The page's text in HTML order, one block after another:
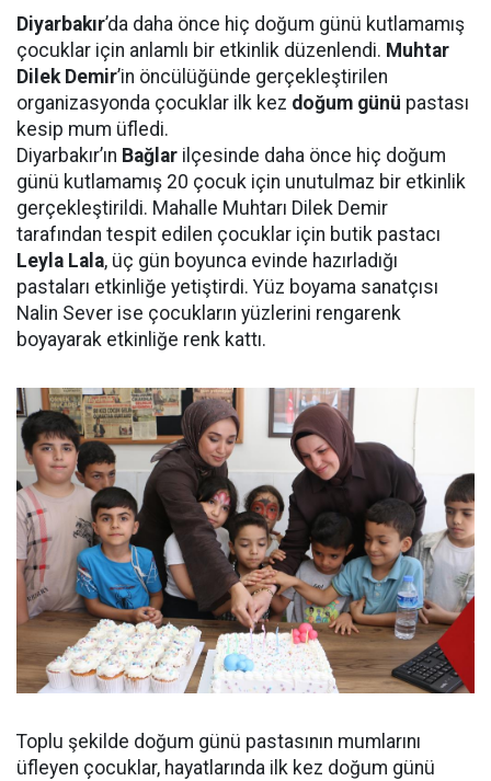
Diyarbakır’da daha önce hiç doğum günü kutlamamış
çocuklar için anlamlı bir etkinlik düzenlendi. Muhtar
Dilek Demir’in öncülüğünde gerçekleştirilen
organizasyonda çocuklar ilk kez doğum günü pastası
kesip mum üfledi.
Diyarbakır’ın Bağlar ilçesinde daha önce hiç doğum
günü kutlamamış 20 çocuk için unutulmaz bir etkinlik
gerçekleştirildi. Mahalle Muhtarı Dilek Demir
tarafından tespit edilen çocuklar için butik pastacı
Leyla Lala, üç gün boyunca evinde hazırladığı
pastaları etkinliğe yetiştirdi. Yüz boyama sanatçısı
Nalin Sever ise çocukların yüzlerini rengarenk
boyayarak etkinliğe renk kattı.
Toplu şekilde doğum günü pastasının mumlarını
üfleyen çocuklar, hayatlarında ilk kez doğum günü